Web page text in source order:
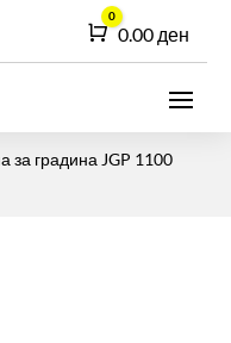
Cart
0
0.00 ден
за градина JGP 1100